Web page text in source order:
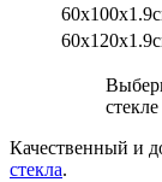
стекле
Качественный и
стекла.